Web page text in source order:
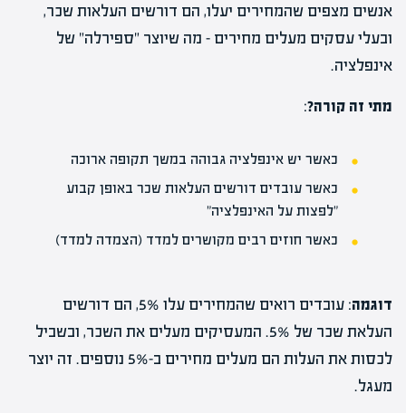
אנשים מצפים שהמחירים יעלו, הם דורשים העלאות שכר,
ובעלי עסקים מעלים מחירים – מה שיוצר "ספירלה" של
אינפלציה.
מתי זה קורה?:
כאשר יש אינפלציה גבוהה במשך תקופה ארוכה
כאשר עובדים דורשים העלאות שכר באופן קבוע
"לפצות על האינפלציה"
כאשר חוזים רבים מקושרים למדד (הצמדה למדד)
דוגמה
: עובדים רואים שהמחירים עלו 5%, הם דורשים
העלאת שכר של 5%. המעסיקים מעלים את השכר, ובשביל
לכסות את העלות הם מעלים מחירים ב-5% נוספים. זה יוצר
מעגל.